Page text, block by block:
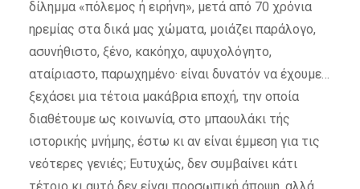
δίλημμα «πόλεμος ή ειρήνη», μετά από 70 χρόνια
ηρεμίας στα δικά μας χώματα, μοιάζει παράλογο,
ασυνήθιστο, ξένο, κακόηχο, αψυχολόγητο,
αταίριαστο, παρωχημένο· είναι δυνατόν να έχουμε…
ξεχάσει μια τέτοια μακάβρια εποχή, την οποία
διαθέτουμε ως κοινωνία, στο μπαουλάκι τής
ιστορικής μνήμης, έστω κι αν είναι έμμεση για τις
νεότερες γενιές; Ευτυχώς, δεν συμβαίνει κάτι